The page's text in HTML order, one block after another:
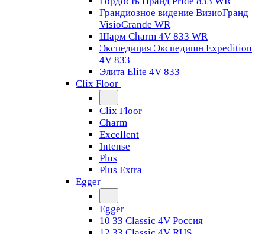
Грандиозное видение ВизиоГранд
VisioGrande WR
Шарм Charm 4V 833 WR
Экспедиция Экспедишн Expedition
4V 833
Элита Elite 4V 833
Clix Floor
Clix Floor
Charm
Excellent
Intense
Plus
Plus Extra
Egger
Egger
10 33 Classic 4V Россия